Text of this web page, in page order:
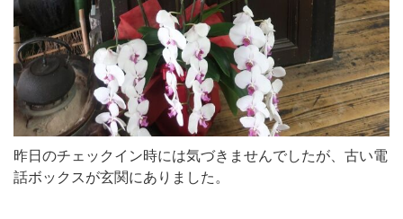
昨日のチェックイン時には気づきませんでしたが、古い電
話ボックスが玄関にありました。